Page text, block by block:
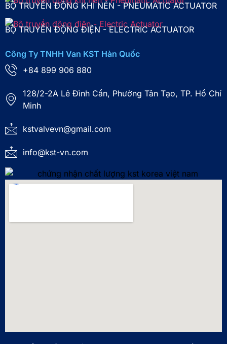
BỘ TRUYỀN ĐỘNG KHÍ NÉN - PNEUMATIC ACTUATOR
BỘ TRUYỀN ĐỘNG ĐIỆN - ELECTRIC ACTUATOR
Công Ty TNHH Van KST Hàn Quốc
+84 899 906 880
128/2-2A Lê Đình Cẩn, Phường Tân Tạo, TP. Hồ Chí
Minh
kstvalvevn@gmail.com
info@kst-vn.com